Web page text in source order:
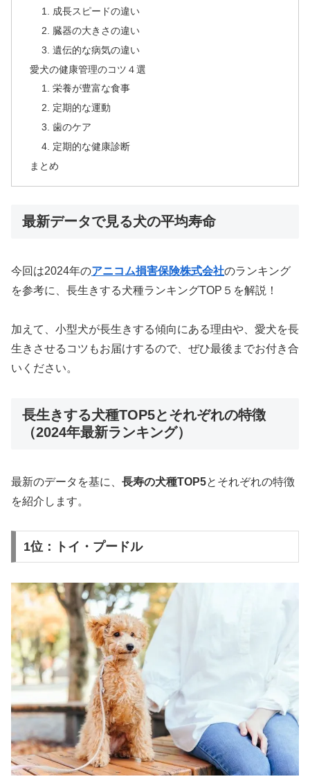
1. 成長スピードの違い
2. 臓器の大きさの違い
3. 遺伝的な病気の違い
愛犬の健康管理のコツ４選
1. 栄養が豊富な食事
2. 定期的な運動
3. 歯のケア
4. 定期的な健康診断
まとめ
最新データで見る犬の平均寿命
今回は2024年のアニコム損害保険株式会社のランキング
を参考に、長生きする犬種ランキングTOP５を解説！
加えて、小型犬が長生きする傾向にある理由や、愛犬を長
生きさせるコツもお届けするので、ぜひ最後までお付き合
いください。
長生きする犬種TOP5とそれぞれの特徴
（2024年最新ランキング）
最新のデータを基に、 長寿の犬種TOP5とそれぞれの特徴
を紹介します。
1位：トイ・プードル